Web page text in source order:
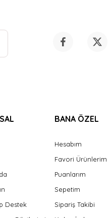
Destek
BANA ÖZEL
Hesabım
Favori Ürünlerim
Puanlarım
Sepetim
Sipariş Takibi